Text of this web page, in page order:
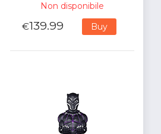
Non disponibile
€139.99 Buy